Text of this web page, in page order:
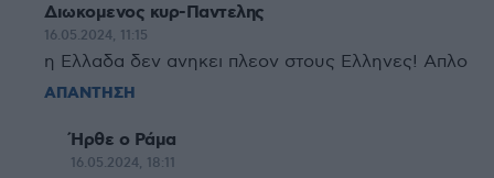
Διωκομενος κυρ-Παντελης
16.05.2024, 11:15
η Ελλαδα δεν ανηκει πλεον στους Ελληνες! Απλο
ΑΠΑΝΤΗΣΗ
Ήρθε ο Ράμα
16.05.2024, 18:11